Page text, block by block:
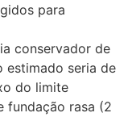
para
conservador de
seria de
do limite
fundação rasa (2